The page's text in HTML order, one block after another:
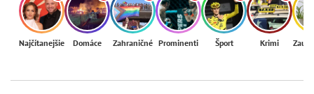
Najčítanejšie Domáce Zahraničné Prominenti Šport Krimi